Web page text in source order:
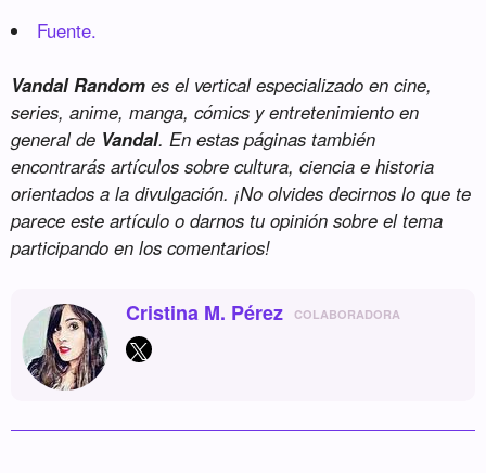
Fuente.
Vandal Random es el vertical especializado en cine,
series, anime, manga, cómics y entretenimiento en
general de Vandal. En estas páginas también
encontrarás artículos sobre cultura, ciencia e historia
orientados a la divulgación. ¡No olvides decirnos lo que te
parece este artículo o darnos tu opinión sobre el tema
participando en los comentarios!
Cristina M. Pérez COLABORADORA